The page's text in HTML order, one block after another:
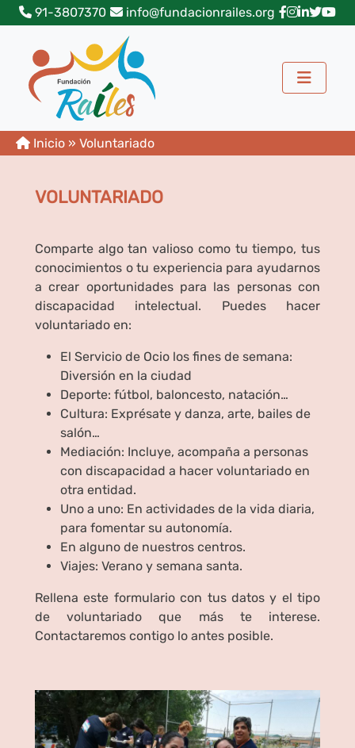
91-3807370 info@fundacionrailes.org
Inicio » Voluntariado
VOLUNTARIADO
Comparte algo tan valioso como tu tiempo, tus
conocimientos o tu experiencia para ayudarnos
a crear oportunidades para las personas con
discapacidad intelectual. Puedes hacer
voluntariado en:
El Servicio de Ocio los fines de semana:
Diversión en la ciudad
Deporte: fútbol, baloncesto, natación…
Cultura: Exprésate y danza, arte, bailes de
salón…
Mediación: Incluye, acompaña a personas
con discapacidad a hacer voluntariado en
otra entidad.
Uno a uno: En actividades de la vida diaria,
para fomentar su autonomía.
En alguno de nuestros centros.
Viajes: Verano y semana santa.
Rellena este formulario con tus datos y el tipo
de voluntariado que más te interese.
Contactaremos contigo lo antes posible.